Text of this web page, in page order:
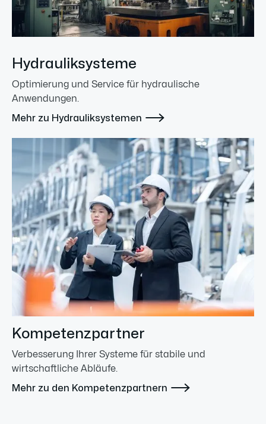
Hydrauliksysteme
Optimierung und Service für hydraulische
Anwendungen.
Mehr zu Hydrauliksystemen 
Kompetenzpartner
Verbesserung Ihrer Systeme für stabile und
wirtschaftliche Abläufe.
Mehr zu den Kompetenzpartnern 